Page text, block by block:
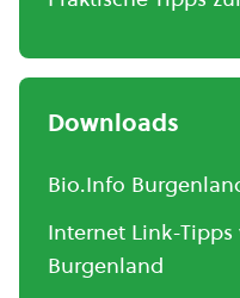
Downloads
Bio.Info
Internet Link-Tipps
Burgenland